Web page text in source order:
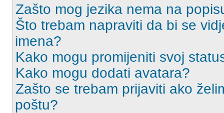
Zašto mog jezika nema na
Što trebam napraviti da bi se
imena?
Kako mogu promijeniti svoj
Kako mogu dodati avatara?
Zašto se trebam prijaviti ako
poštu?